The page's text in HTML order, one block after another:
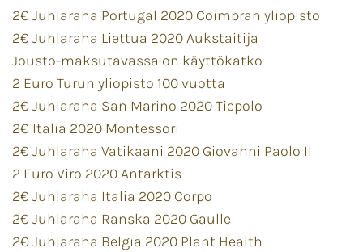
2€ Juhlaraha Portugal 2020 Coimbran yliopisto
2€ Juhlaraha Liettua 2020 Aukstaitija
Jousto-maksutavassa on käyttökatko
2 Euro Turun yliopisto 100 vuotta
2€ Juhlaraha San Marino 2020 Tiepolo
2€ Italia 2020 Montessori
2€ Juhlaraha Vatikaani 2020 Giovanni Paolo II
2 Euro Viro 2020 Antarktis
2€ Juhlaraha Italia 2020 Corpo
2€ Juhlaraha Ranska 2020 Gaulle
2€ Juhlaraha Belgia 2020 Plant Health